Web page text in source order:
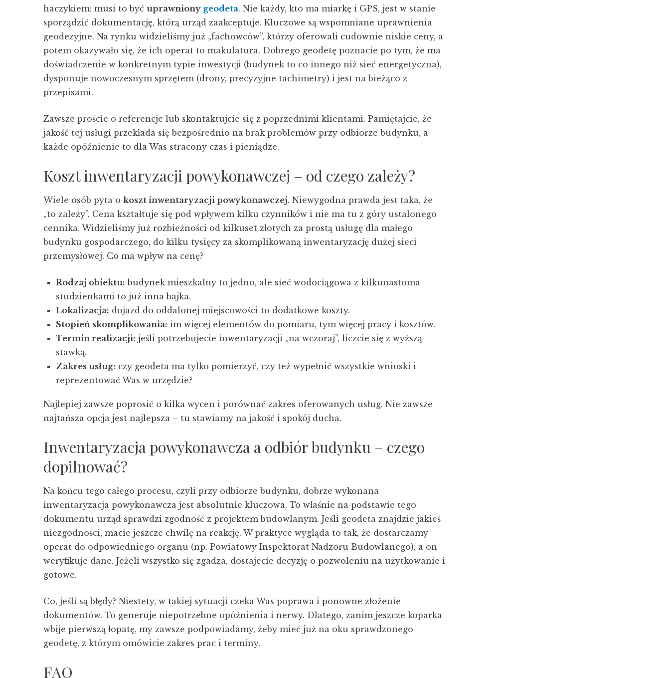
haczykiem: musi to być uprawniony geodeta. Nie każdy, kto ma miarkę i GPS, jest w stanie
sporządzić dokumentację, którą urząd zaakceptuje. Kluczowe są wspomniane uprawnienia
geodezyjne. Na rynku widzieliśmy już „fachowców”, którzy oferowali cudownie niskie ceny, a
potem okazywało się, że ich operat to makulatura. Dobrego geodetę poznacie po tym, że ma
doświadczenie w konkretnym typie inwestycji (budynek to co innego niż sieć energetyczna),
dysponuje nowoczesnym sprzętem (drony, precyzyjne tachimetry) i jest na bieżąco z
przepisami.
Zawsze proście o referencje lub skontaktujcie się z poprzednimi klientami. Pamiętajcie, że
jakość tej usługi przekłada się bezpośrednio na brak problemów przy odbiorze budynku, a
każde opóźnienie to dla Was stracony czas i pieniądze.
Koszt inwentaryzacji powykonawczej – od czego zależy?
Wiele osób pyta o koszt inwentaryzacji powykonawczej. Niewygodna prawda jest taka, że
„to zależy”. Cena kształtuje się pod wpływem kilku czynników i nie ma tu z góry ustalonego
cennika. Widzieliśmy już rozbieżności od kilkuset złotych za prostą usługę dla małego
budynku gospodarczego, do kilku tysięcy za skomplikowaną inwentaryzację dużej sieci
przemysłowej. Co ma wpływ na cenę?
Rodzaj obiektu: budynek mieszkalny to jedno, ale sieć wodociągowa z kilkunastoma
studzienkami to już inna bajka.
Lokalizacja: dojazd do oddalonej miejscowości to dodatkowe koszty.
Stopień skomplikowania: im więcej elementów do pomiaru, tym więcej pracy i kosztów.
Termin realizacji: jeśli potrzebujecie inwentaryzacji „na wczoraj”, liczcie się z wyższą
stawką.
Zakres usług: czy geodeta ma tylko pomierzyć, czy też wypełnić wszystkie wnioski i
reprezentować Was w urzędzie?
Najlepiej zawsze poprosić o kilka wycen i porównać zakres oferowanych usług. Nie zawsze
najtańsza opcja jest najlepsza – tu stawiamy na jakość i spokój ducha.
Inwentaryzacja powykonawcza a odbiór budynku – czego
dopilnować?
Na końcu tego całego procesu, czyli przy odbiorze budynku, dobrze wykonana
inwentaryzacja powykonawcza jest absolutnie kluczowa. To właśnie na podstawie tego
dokumentu urząd sprawdzi zgodność z projektem budowlanym. Jeśli geodeta znajdzie jakieś
niezgodności, macie jeszcze chwilę na reakcję. W praktyce wygląda to tak, że dostarczamy
operat do odpowiedniego organu (np. Powiatowy Inspektorat Nadzoru Budowlanego), a on
weryfikuje dane. Jeżeli wszystko się zgadza, dostajecie decyzję o pozwoleniu na użytkowanie i
gotowe.
Co, jeśli są błędy? Niestety, w takiej sytuacji czeka Was poprawa i ponowne złożenie
dokumentów. To generuje niepotrzebne opóźnienia i nerwy. Dlatego, zanim jeszcze koparka
wbije pierwszą łopatę, my zawsze podpowiadamy, żeby mieć już na oku sprawdzonego
geodetę, z którym omówicie zakres prac i terminy.
FAQ